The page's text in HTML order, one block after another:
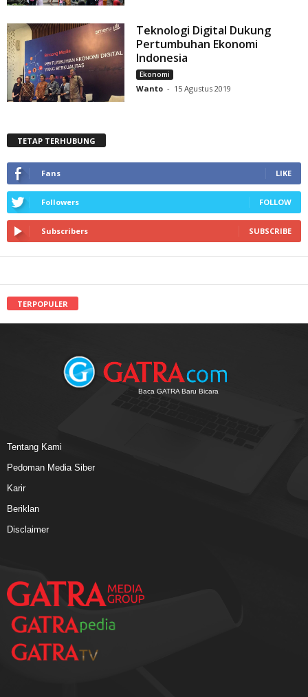
Teknologi Digital Dukung
Pertumbuhan Ekonomi
Indonesia
Ekonomi
Wanto - 15 Agustus 2019
TETAP TERHUBUNG
Fans LIKE
Followers FOLLOW
Subscribers SUBSCRIBE
TERPOPULER
Baca GATRA Baru Bicara
Tentang Kami
Pedoman Media Siber
Karir
Beriklan
Disclaimer